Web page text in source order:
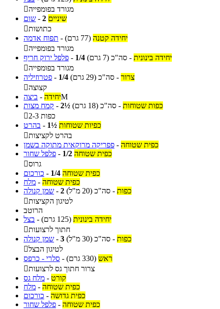
מגורד בפומפייה
שום - 2 שיניים
כתושות
תפוח אדמה - יחידה קטנה (77 גרם)
מגורד בפומפייה
פלפל ירוק חריף - 1/4 יחידה בינונית - סה"כ (7 גרם)
מגורד בפומפייה
פטרוזיליה - 1/4 צרור - סה"כ (29 גרם)
קצוצה
ביצה - יחידהM
קמח מצות - 2½ כפות שטוחות - סה"כ (18 גרם)

2-3 כפות
בהרט - 1½ כפיות שטוחות
בהרט לקציצות
פפריקה מרוקאית מתוקה בשמן - כפית שטוחה
פלפל שחור - 1/2 כפית שטוחה
גרוס
כורכום - 1/4 כפית שטוחה
מלח - כפית שטוחה
שמן קנולה - 2 כפות - סה"כ (20 מ"ל)
לטיגון הקציצות
הרוטב
בצל - יחידה בינונית (125 גרם)
חתוך לרצועות
שמן קנולה - 3 כפות - סה"כ (30 מ"ל)
לטיגון הבצל
סלרי - כרפס - ראש (330 גרם)
צרור חתוך גס לרצועות
מלח גס - קורט
מלח - כפית שטוחה
כורכום - כפית גדושה
פלפל שחור - כפית שטוחה